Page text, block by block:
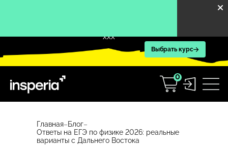
содержимому
XXX
Выбрать курс
0
Главная–Блог–
Ответы на ЕГЭ по физике 2026: реальные
варианты с Дальнего Востока